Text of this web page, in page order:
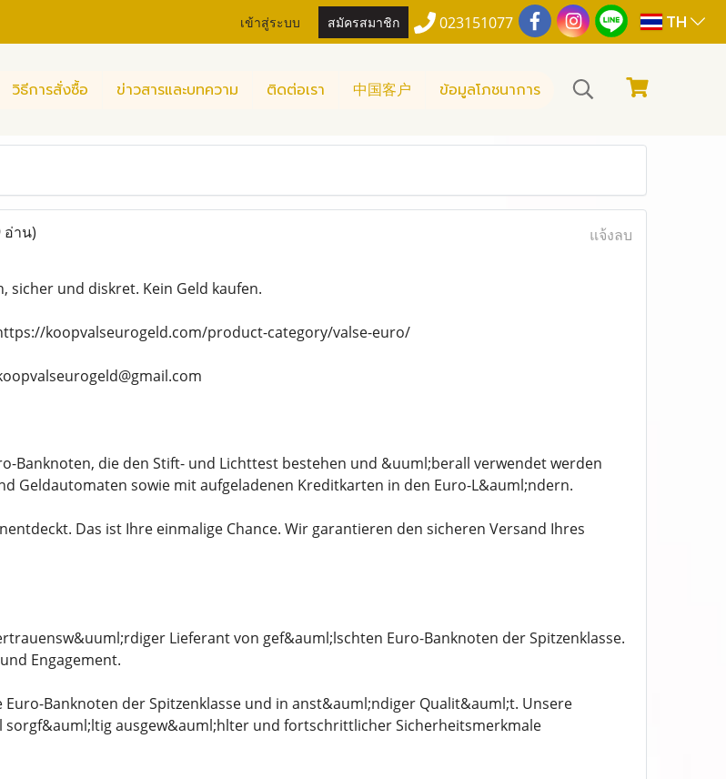
เข้าสู่ระบบ สมัครสมาชิก 023151077 TH
วิธีการสั่งซื้อ ข่าวสารและบทความ ติดต่อเรา 中国客户 ข้อมูลโภชนาการ
อ่าน) แจ้งลบ
sicher und diskret. Kein Geld kaufen.
koopvalseurogeld.com/product-category/valse-euro/
Banknoten, die den Stift- und Lichttest bestehen und &uuml;berall verwendet werden
Geldautomaten sowie mit aufgeladenen Kreditkarten in den Euro-L&auml;ndern.
Das ist Ihre einmalige Chance. Wir garantieren den sicheren Versand Ihres
Lieferant von gef&auml;lschten Euro-Banknoten der Spitzenklasse.
Engagement.
Banknoten der Spitzenklasse und in anst&auml;ndiger Qualit&auml;t. Unsere
sorgf&auml;ltig ausgew&auml;hlter und fortschrittlicher Sicherheitsmerkmale